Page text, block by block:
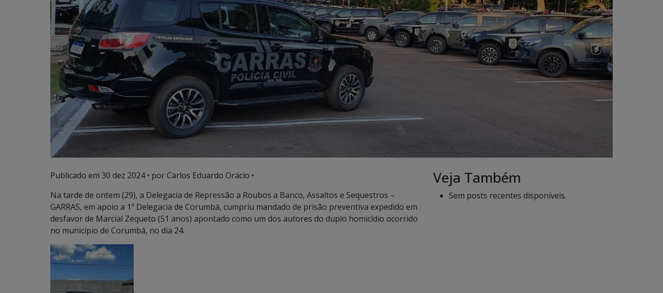
Publicado em 30 dez 2024• por Carlos Eduardo Orácio •
Na tarde de ontem (29), a Delegacia de Repressão a Roubos a Banco, Assaltos e Sequestros –
GARRAS, em apoio a 1ª Delegacia de Corumbá, cumpriu mandado de prisão preventiva expedido em
desfavor de Marcial Zequeto (51 anos) apontado como um dos autores do duplo homicídio ocorrido
no município de Corumbá, no dia 24.
Veja Também
Sem posts recentes disponíveis.